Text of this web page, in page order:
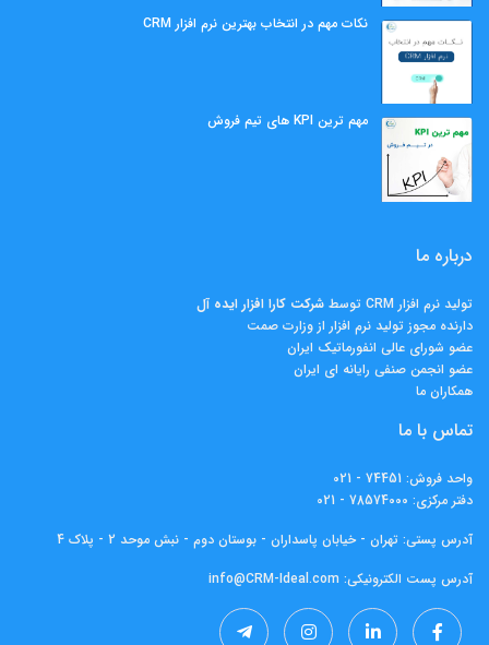
نکات مهم در انتخاب بهترین نرم افزار CRM
مهم ‌ترین KPI های تیم فروش
درباره ما
تولید نرم افزار CRM توسط
شرکت کارا افزار ايده آل
دارنده مجوز تولید نرم افزار از وزارت صمت
عضو شورای عالی انفورماتیک ایران
عضو انجمن صنفی رایانه ای ایران
همکاران ما
تماس با ما
واحد فروش: 74451 - 021
دفتر مرکزی: 78574000 - 021
آدرس پستی: تهران - خیابان پاسداران - بوستان دوم - نبش موحد 2 - پلاک 4
آدرس پست الکترونیکی: info@CRM-Ideal.com